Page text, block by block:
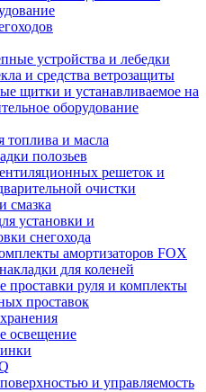
устройства и лебедки
и средства ветрозащиты
щитки и устанавливаемое на
оборудование
топлива и масла
полозьев
решеток и
очистки
смазка
установки и
снегохода
амортизаторов FOX
для коленей
проставки руля и комплекты
проставок
освещение
и управляемость